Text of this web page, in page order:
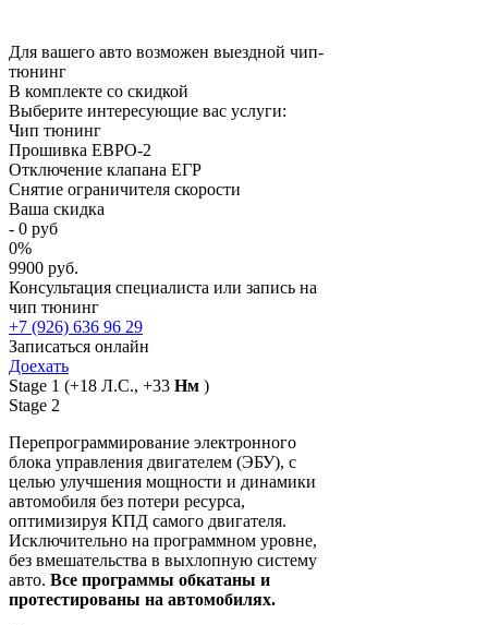
Для вашего авто возможен выездной чип-
тюнинг
В комплекте со скидкой
Выберите интересующие вас услуги:
Чип тюнинг
Прошивка ЕВРО-2
Отключение клапана ЕГР
Снятие ограничителя скорости
Ваша скидка
- 0 руб
0%
9900 руб.
Консультация специалиста или запись на
чип тюнинг
+7 (926) 636 96 29
Записаться онлайн
Доехать
Stage 1 (+18 Л.С., +33 Нм )
Stage 2
Перепрограммирование электронного
блока управления двигателем (ЭБУ), с
целью улучшения мощности и динамики
автомобиля без потери ресурса,
оптимизируя КПД самого двигателя.
Исключительно на программном уровне,
без вмешательства в выхлопную систему
авто. Все программы обкатаны и
протестированы на автомобилях.